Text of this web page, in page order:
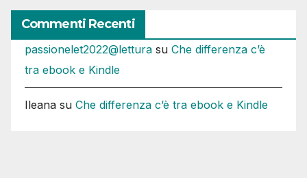
Commenti Recenti
passionelet2022@lettura su Che differenza c’è
tra ebook e Kindle
Ileana su Che differenza c’è tra ebook e Kindle